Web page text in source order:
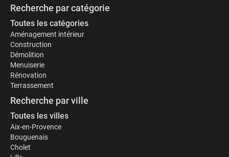
Recherche par catégorie
Toutes les catégories
Aménagement intérieur
Construction
Démolition
Menuiserie
Rénovation
Terrassement
Recherche par ville
Toutes les villes
Aix-en-Provence
Bouguenais
Cholet